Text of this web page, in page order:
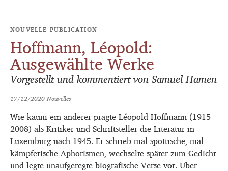
NOUVELLE PUBLICATION
Hoffmann, Léopold:
Ausgewählte Werke
Vorgestellt und kommentiert von Samuel Hamen
17/12/2020Nouvelles
Wie kaum ein anderer prägte Léopold Hoffmann (1915-
2008) als Kritiker und Schriftsteller die Literatur in
Luxemburg nach 1945. Er schrieb mal spöttische, mal
kämpferische Aphorismen, wechselte später zum Gedicht
und legte unaufgeregte biografische Verse vor. Über